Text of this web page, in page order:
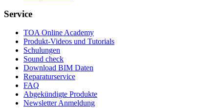
Service
TOA Online Academy
Produkt-Videos und Tutorials
Schulungen
Sound check
Download BIM Daten
Reparaturservice
FAQ
Abgekündigte Produkte
Newsletter Anmeldung